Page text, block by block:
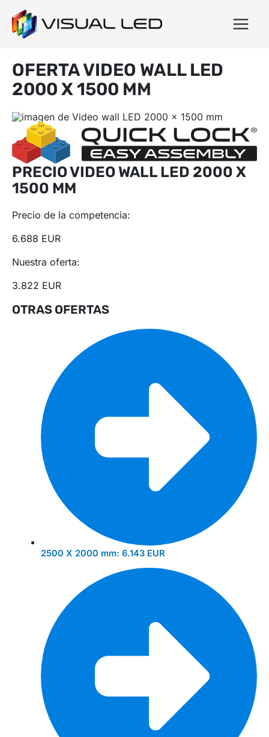
OFERTA VIDEO WALL LED
2000 X 1500 MM
PRECIO VIDEO WALL LED 2000 X
1500 MM
Precio de la competencia:
6.688 EUR
Nuestra oferta:
3.822 EUR
OTRAS OFERTAS
2500 X 2000 mm: 6.143 EUR